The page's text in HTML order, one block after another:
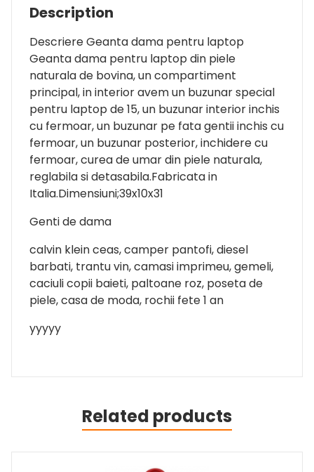
Description
Descriere Geanta dama pentru laptop
Geanta dama pentru laptop din piele
naturala de bovina, un compartiment
principal, in interior avem un buzunar special
pentru laptop de 15, un buzunar interior inchis
cu fermoar, un buzunar pe fata gentii inchis cu
fermoar, un buzunar posterior, inchidere cu
fermoar, curea de umar din piele naturala,
reglabila si detasabila.Fabricata in
Italia.Dimensiuni;39x10x31
Genti de dama
calvin klein ceas, camper pantofi, diesel
barbati, trantu vin, camasi imprimeu, gemeli,
caciuli copii baieti, paltoane roz, poseta de
piele, casa de moda, rochii fete 1 an
yyyyy
Related products